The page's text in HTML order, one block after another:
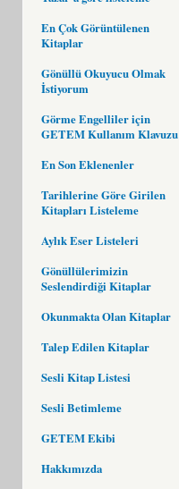
En Çok Görüntülenen
Kitaplar
Gönüllü Okuyucu Olmak
İstiyorum
Görme Engelliler için
GETEM Kullanım Klavuzu
En Son Eklenenler
Tarihlerine Göre Girilen
Kitapları Listeleme
Aylık Eser Listeleri
Gönüllülerimizin
Seslendirdiği Kitaplar
Okunmakta Olan Kitaplar
Talep Edilen Kitaplar
Sesli Kitap Listesi
Sesli Betimleme
GETEM Ekibi
Hakkımızda